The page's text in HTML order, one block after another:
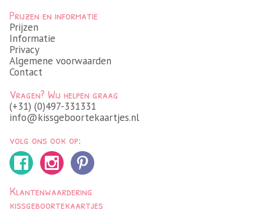
Prijzen en informatie
Prijzen
Informatie
Privacy
Algemene voorwaarden
Contact
Vragen? Wij helpen graag
(+31) (0)497-331331
info@kissgeboortekaartjes.nl
volg ons ook op:
Klantenwaardering
kissgeboortekaartjes